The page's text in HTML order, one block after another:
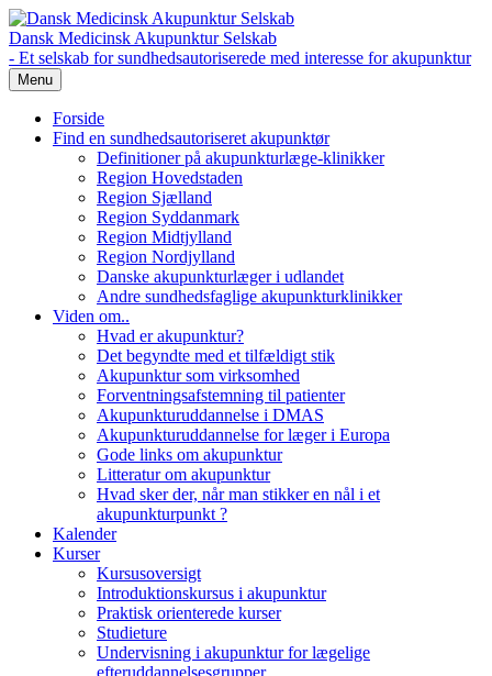
Dansk Medicinsk Akupunktur Selskab
- Et selskab for sundhedsautoriserede med interesse for akupunktur
Menu
Forside
Find en sundhedsautoriseret akupunktør
Definitioner på akupunkturlæge-klinikker
Region Hovedstaden
Region Sjælland
Region Syddanmark
Region Midtjylland
Region Nordjylland
Danske akupunkturlæger i udlandet
Andre sundhedsfaglige akupunkturklinikker
Viden om..
Hvad er akupunktur?
Det begyndte med et tilfældigt stik
Akupunktur som virksomhed
Forventningsafstemning til patienter
Akupunkturuddannelse i DMAS
Akupunkturuddannelse for læger i Europa
Gode links om akupunktur
Litteratur om akupunktur
Hvad sker der, når man stikker en nål i et
akupunkturpunkt ?
Kalender
Kurser
Kursusoversigt
Introduktionskursus i akupunktur
Praktisk orienterede kurser
Studieture
Undervisning i akupunktur for lægelige
efteruddannelsesgrupper